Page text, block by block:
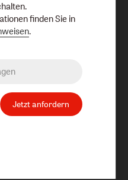
finden Sie in
.
Jetzt anfordern